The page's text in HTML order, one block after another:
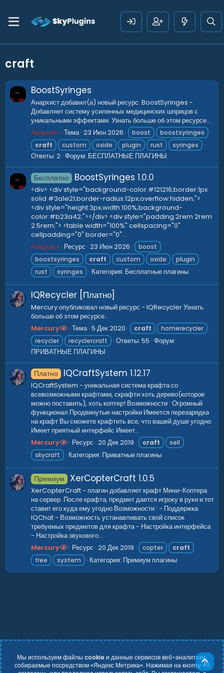
craft
BoostSyringes
Анархист добавил(а) новый ресурс: BoostSyringes -
Добавляет систему усиленных медицинских шприцов с
уникальными эффектами. Узнать больше об этом ресурсе...
Анархист Тема 23 Июн 2026 boost
boostsyringes
craft
custom oxide plugin rust syringes
Ответы: 2 Форум: БЕСПЛАТНЫЕ ПЛАГИНЫ
Бесплатно BoostSyringes 1.0.0
<div> <div style="background-color:#121216;border:1px
solid #3a1e21;border-radius:12px;overflow:hidden;">
<div style="height:3px;width:100%;background-
color:#b23a42;"></div> <div style="padding:2rem 2rem
2.5rem;"> <table width="100%" cellspacing="0"
cellpadding="0" border="0"...
Анархист Ресурс 23 Июн 2026
boost
boostsyringes
craft custom oxide
plugin
rust
syringes Категория: Бесплатные плагины
IQRecycler [Платно]
Mercury опубликовал новый ресурс - IQRecycler Узнать
больше об этом ресурсе...
Mercury
Тема 5 Дек 2020 craft
homerecycler
recycler
recyclercraft Ответы: 55 Форум:
ПРИВАТНЫЕ ПЛАГИНЫ
Платно IQCraftSystem 1.12.17
IQCraftSystem - уникальная система крафта со
всевозможными крафтами, скрафти хоть дерево(которое
можно поставить), хоть коптер! Возможности : Огромный
функционал Продвинутые настройки Имеется перезарядка
на крафт Вы сможете крафтить все, что вашей душе угодно.
Имеет приятный интерфейс Имеет...
Mercury
Ресурс 20 Дек 2019 craft
sell
skycraft
Категория: Приватные плагины
Премиум XerCopterCraft 1.0.5
XerCopterCraft - плагин добавляет крафт Мини-Коптера
на сервер. После крафта, предмет дается игроку в руки и тот
ставит его куда ему угодно Возможности : - Поддержка
IQChat - Возможность устанавливать свой список
требуемых предметов для крафта - Настройка интерфейса
- Настройка звукового...
Mercury
Ресурс 20 Дек 2019 copter
craft
free
system Категория: Премиум плагины
Мы используем файлы cookie и данные сервисов веб-аналитики,
собираемые посредством «Яндекс Метрика». Нажимая на кнопку «Я